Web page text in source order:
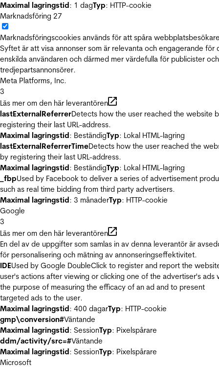
Maximal lagringstid: 1 dagTyp: HTTP-cookie
Marknadsföring 27
Marknadsföringscookies används för att spåra
Syftet är att visa annonser som är relevanta och engagerande för
enskilda användaren och därmed mer värdefulla för publicister och
tredjepartsannonsörer.
Meta Platforms, Inc.
3
Läs mer om den här leverantören
lastExternalReferrerDetects how the user reached the website
registering their last URL-address.
Maximal lagringstid: BeständigTyp: Lokal HTML-lagring
lastExternalReferrerTimeDetects how the user reached the
by registering their last URL-address.
Maximal lagringstid: BeständigTyp: Lokal HTML-lagring
_fbpUsed by Facebook to deliver a series of advertisement
such as real time bidding from third party advertisers.
Maximal lagringstid: 3 månaderTyp: HTTP-cookie
Google
3
Läs mer om den här leverantören
En del av de uppgifter som samlas in av denna leverantör är
för personalisering och mätning av annonseringseffektivitet.
IDEUsed by Google DoubleClick to register and report the
user's actions after viewing or clicking one of the advertiser's ads
the purpose of measuring the efficacy of an ad and to present
targeted ads to the user.
Maximal lagringstid: 400 dagarTyp: HTTP-cookie
gmp\conversion#Väntande
Maximal lagringstid: SessionTyp: Pixelspårare
ddm/activity/src=#Väntande
Maximal lagringstid: SessionTyp: Pixelspårare
Microsoft